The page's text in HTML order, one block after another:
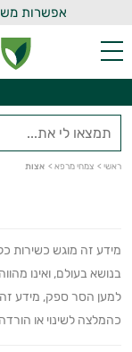
אפשרות
ראשי > צמחי מרפא > אצות
מידע זה מוגש כשירות
בנושא בעולם, ואינו
למען הסר ספק, מידע זה
כהמלצה לשינוי או
יועץ בריאות אישי AI